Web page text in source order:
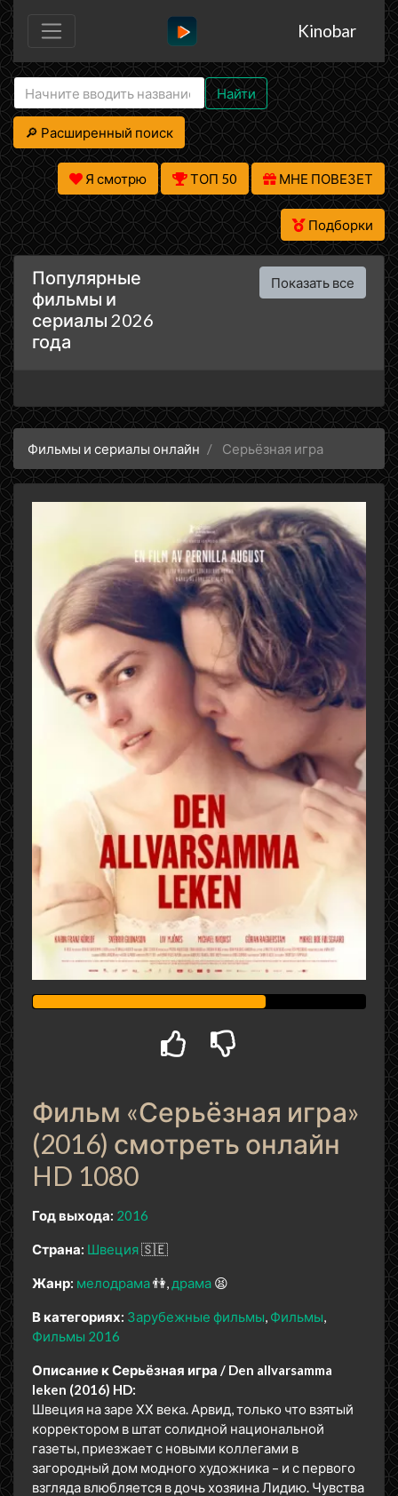
Kinobar
Найти
🔎 Расширенный поиск
Я смотрю ТОП 50 МНЕ ПОВЕЗЕТ
Подборки
Популярные
фильмы и
сериалы 2026
года
Показать все
Фильмы и сериалы онлайн Серьёзная игра
Фильм «Серьёзная игра»
(2016) смотреть онлайн
HD 1080
Год выхода: 2016
Страна: Швеция🇸🇪
Жанр: мелодрама👫 драма 😫
В категориях: Зарубежные фильмы Фильмы
Фильмы 2016
Описание к Серьёзная игра / Den allvarsamma
leken (2016) HD:
Швеция на заре ХХ века. Арвид, только что взятый
корректором в штат солидной национальной
газеты, приезжает с новыми коллегами в
загородный дом модного художника – и с первого
взгляда влюбляется в дочь хозяина Лидию. Чувства